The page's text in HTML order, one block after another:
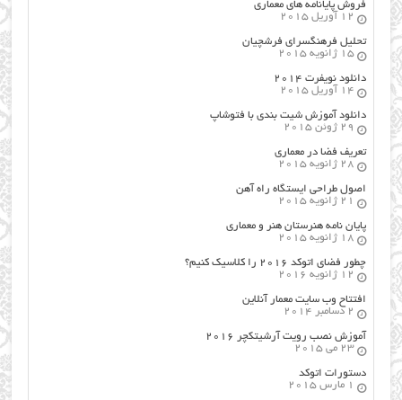
فروش پایانامه های معماری
12 آوریل 2015
تحلیل فرهنگسرای فرشچیان
15 ژانویه 2015
دانلود نویفرت ۲۰۱۴
14 آوریل 2015
دانلود آموزش شیت بندی با فتوشاپ
29 ژوئن 2015
تعریف فضا در معماری
28 ژانویه 2015
اصول طراحي ایستگاه راه آهن
21 ژانویه 2015
پایان نامه هنرستان هنر و معماري
18 ژانویه 2015
چطور فضای اتوکد ۲۰۱۶ را کلاسیک کنیم؟
12 ژانویه 2016
افتتاح وب سایت معمار آنلاین
2 دسامبر 2014
آموزش نصب رویت آرشیتکچر ۲۰۱۶
23 می 2015
دستورات اتوکد
1 مارس 2015